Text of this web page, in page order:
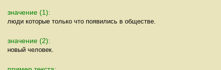
значение (1):
люди которые только что появились в обществе.
значение (2):
новый человек.